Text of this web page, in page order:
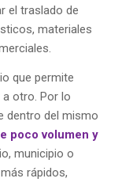
el traslado de
materiales
que permite
a otro. Por lo
dentro del mismo
poco volumen y
municipio o
rápidos,